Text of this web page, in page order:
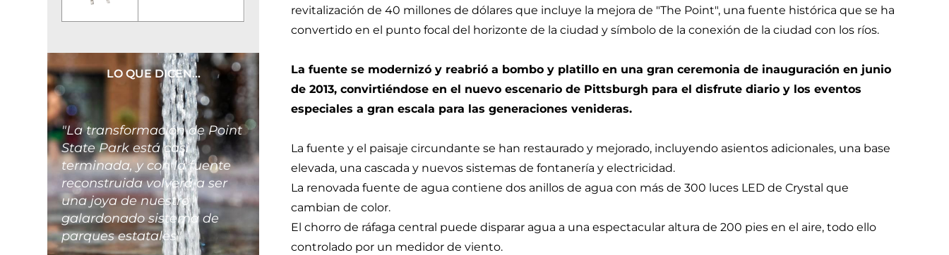
LO QUE DICEN...
"La transformación de Point
State Park está casi
terminada, y con la fuente
reconstruida volverá a ser
una joya de nuestro
galardonado sistema de
parques estatales"
revitalización de 40 millones de dólares que incluye la mejora de "The Point", una fuente histórica que se ha
convertido en el punto focal del horizonte de la ciudad y símbolo de la conexión de la ciudad con los ríos.
La fuente se modernizó y reabrió a bombo y platillo en una gran ceremonia de inauguración en junio
de 2013, convirtiéndose en el nuevo escenario de Pittsburgh para el disfrute diario y los eventos
especiales a gran escala para las generaciones venideras.
La fuente y el paisaje circundante se han restaurado y mejorado, incluyendo asientos adicionales, una base
elevada, una cascada y nuevos sistemas de fontanería y electricidad.
La renovada fuente de agua contiene dos anillos de agua con más de 300 luces LED de Crystal que
cambian de color.
El chorro de ráfaga central puede disparar agua a una espectacular altura de 200 pies en el aire, todo ello
controlado por un medidor de viento.